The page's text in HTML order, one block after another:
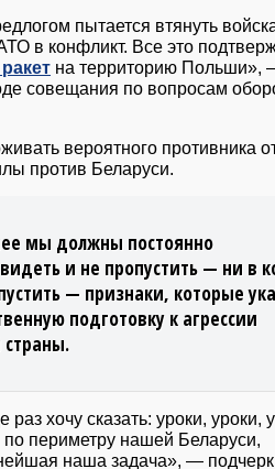
пытается втянуть
в конфликт. Все это
на территорию Польши»,
совещания по вопросам
вероятного противника
против Беларуси.
мы должны постоянно
и не пропустить — ни в
— признаки, которые
подготовку к агрессии
хочу сказать: уроки, уроки,
по периметру нашей Беларуси,
наша задача», —